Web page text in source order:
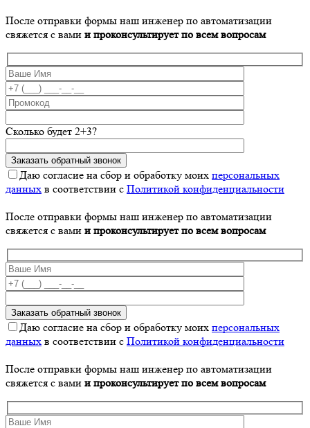
После отправки формы наш инженер по автоматизации
свяжется с вами и проконсультирует по всем вопросам
Сколько будет 2+3?
Даю согласие на сбор и обработку моих персональных
данных в соответствии с Политикой конфиденциальности
После отправки формы наш инженер по автоматизации
свяжется с вами и проконсультирует по всем вопросам
Даю согласие на сбор и обработку моих персональных
данных в соответствии с Политикой конфиденциальности
После отправки формы наш инженер по автоматизации
свяжется с вами и проконсультирует по всем вопросам